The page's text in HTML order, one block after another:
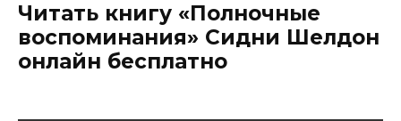
Читать книгу «Полночные
воспоминания» Сидни Шелдон
онлайн бесплатно